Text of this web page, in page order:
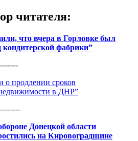
читателя:
что вчера в Горловке был
кондитерской фабрики”
о продлении сроков
в ДНР”
Донецкой области
на Кировоградщине